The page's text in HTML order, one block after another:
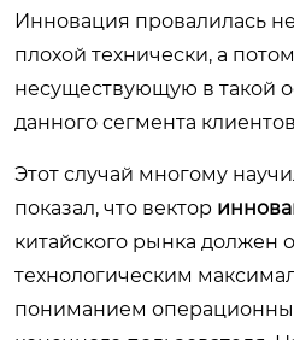
Инновация провалилась
плохой технически, а
несуществующую в такой
данного сегмента
Этот случай многому
показал, что вектор
китайского рынка должен
технологическим
пониманием